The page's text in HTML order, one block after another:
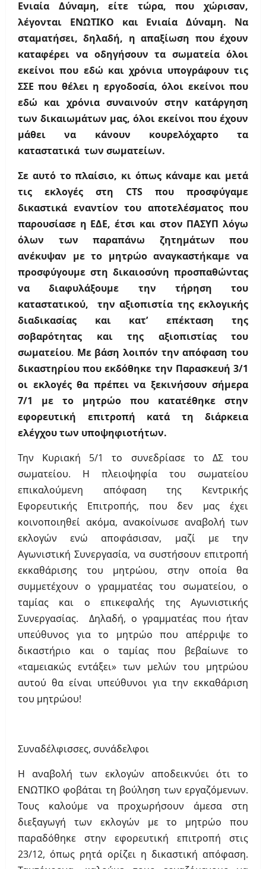
Ενιαία Δύναμη, είτε τώρα, που χώρισαν,
λέγονται ΕΝΩΤΙΚΟ και Ενιαία Δύναμη. Να
σταματήσει, δηλαδή, η απαξίωση που έχουν
καταφέρει να οδηγήσουν τα σωματεία όλοι
εκείνοι που εδώ και χρόνια υπογράφουν τις
ΣΣΕ που θέλει η εργοδοσία, όλοι εκείνοι που
εδώ και χρόνια συναινούν στην κατάργηση
των δικαιωμάτων μας, όλοι εκείνοι που έχουν
μάθει να κάνουν κουρελόχαρτο τα
καταστατικά των σωματείων.
Σε αυτό το πλαίσιο, κι όπως κάναμε και μετά
τις εκλογές στη CTS που προσφύγαμε
δικαστικά εναντίον του αποτελέσματος που
παρουσίασε η ΕΔΕ, έτσι και στον ΠΑΣΥΠ λόγω
όλων των παραπάνω ζητημάτων που
ανέκυψαν με το μητρώο αναγκαστήκαμε να
προσφύγουμε στη δικαιοσύνη προσπαθώντας
να διαφυλάξουμε την τήρηση του
καταστατικού, την αξιοπιστία της εκλογικής
διαδικασίας και κατ’ επέκταση της
σοβαρότητας και της αξιοπιστίας του
σωματείου. Με βάση λοιπόν την απόφαση του
δικαστηρίου που εκδόθηκε την Παρασκευή 3/1
οι εκλογές θα πρέπει να ξεκινήσουν σήμερα
7/1 με το μητρώο που κατατέθηκε στην
εφορευτική επιτροπή κατά τη διάρκεια
ελέγχου των υποψηφιοτήτων.
Την Κυριακή 5/1 το συνεδρίασε το ΔΣ του
σωματείου. Η πλειοψηφία του σωματείου
επικαλούμενη απόφαση της Κεντρικής
Εφορευτικής Επιτροπής, που δεν μας έχει
κοινοποιηθεί ακόμα, ανακοίνωσε αναβολή των
εκλογών ενώ αποφάσισαν, μαζί με την
Αγωνιστική Συνεργασία, να συστήσουν επιτροπή
εκκαθάρισης του μητρώου, στην οποία θα
συμμετέχουν ο γραμματέας του σωματείου, ο
ταμίας και ο επικεφαλής της Αγωνιστικής
Συνεργασίας. Δηλαδή, ο γραμματέας που ήταν
υπεύθυνος για το μητρώο που απέρριψε το
δικαστήριο και ο ταμίας που βεβαίωνε το
«ταμειακώς εντάξει» των μελών του μητρώου
αυτού θα είναι υπεύθυνοι για την εκκαθάριση
του μητρώου!
Συναδέλφισσες, συνάδελφοι
Η αναβολή των εκλογών αποδεικνύει ότι το
ΕΝΩΤΙΚΟ φοβάται τη βούληση των εργαζόμενων.
Τους καλούμε να προχωρήσουν άμεσα στη
διεξαγωγή των εκλογών με το μητρώο που
παραδόθηκε στην εφορευτική επιτροπή στις
23/12, όπως ρητά ορίζει η δικαστική απόφαση.